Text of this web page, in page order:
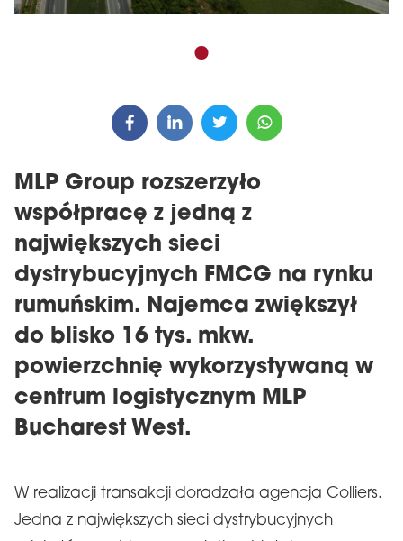
MLP Group rozszerzyło
współpracę z jedną z
największych sieci
dystrybucyjnych FMCG na rynku
rumuńskim. Najemca zwiększył
do blisko 16 tys. mkw.
powierzchnię wykorzystywaną w
centrum logistycznym MLP
Bucharest West.
W realizacji transakcji doradzała agencja Colliers.
Jedna z największych sieci dystrybucyjnych